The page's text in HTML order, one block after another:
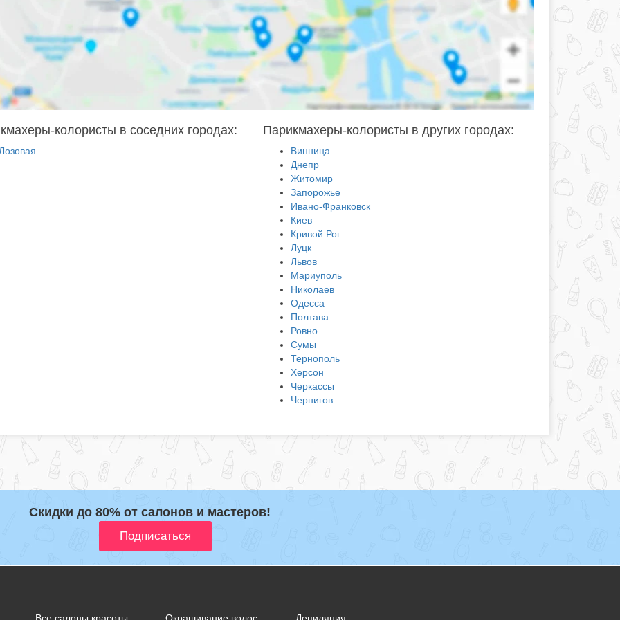
колористы в соседних городах: Парикмахеры-колористы в других городах:
Винница
Днепр
Житомир
Запорожье
Ивано-Франковск
Киев
Кривой Рог
Луцк
Львов
Мариуполь
Николаев
Одесса
Полтава
Ровно
Сумы
Тернополь
Херсон
Черкассы
Чернигов
Скидки до 80% от салонов и мастеров!
Все салоны красоты Окрашивание волос Депиляция